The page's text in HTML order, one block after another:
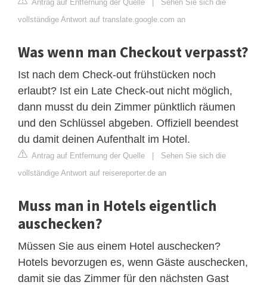
Antrag auf Entfernung der Quelle | Sehen Sie sich die
vollständige Antwort auf translate.google.com an
Was wenn man Checkout verpasst?
Ist nach dem Check-out frühstücken noch
erlaubt? Ist ein Late Check-out nicht möglich,
dann musst du dein Zimmer pünktlich räumen
und den Schlüssel abgeben. Offiziell beendest
du damit deinen Aufenthalt im Hotel.
Antrag auf Entfernung der Quelle | Sehen Sie sich die
vollständige Antwort auf reisereporter.de an
Muss man in Hotels eigentlich
auschecken?
Müssen Sie aus einem Hotel auschecken?
Hotels bevorzugen es, wenn Gäste auschecken,
damit sie das Zimmer für den nächsten Gast